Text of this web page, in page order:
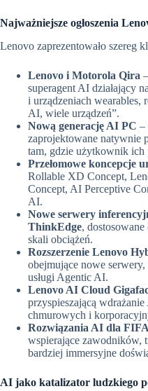
Najważniejsze ogłoszenia
Lenovo zaprezentowało szereg
Lenovo i Motorola Qira
superagent AI działający
i urządzeniach wearables,
AI, wiele urządzeń”.
Nową generację AI PC –
zaprojektowane natywnie
tam, gdzie użytkownik ich
Przełomowe koncepcje
Rollable XD Concept,
Concept, AI Perceptive
AI.
Nowe serwery
ThinkEdge,
skali obciążeń.
Rozszerzenie Lenovo
obejmujące nowe
usługi Agentic AI.
Lenovo AI Cloud
przyspieszającą
chmurowych i
Rozwiązania AI dla
wspierające zawodników,
bardziej immersyjne
AI jako katalizator ludzkiego